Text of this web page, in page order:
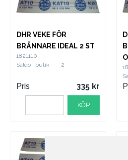
DHR VEKE FÖR
BRÄNNARE IDEAL 2 ST
1821110
Saldo i butik
2
Pris 335
KÖP